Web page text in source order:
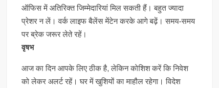
ऑफिस में अतिरिक्त जिम्मेदारियां मिल सकती हैं। बहुत ज्यादा
प्रेशर न लें। वर्क लाइफ बैलेंस मेंटेन करके आगे बढ़ें। समय-समय
पर ब्रेक जरूर लेते रहें।
वृषभ
आज का दिन आपके लिए ठीक है, लेकिन कोशिश करें कि निवेश
को लेकर अलर्ट रहें। घर में खुशियों का माहौल रहेगा। विदेश